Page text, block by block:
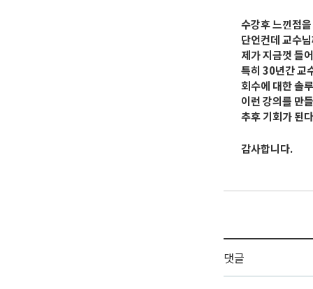
수강후 느낀점
단언컨데 교수
제가 지금껏 들
특히 30년간 교
회수에 대한 솔
이런 강의를 만
추후 기회가 된
감사합니다.
댓글